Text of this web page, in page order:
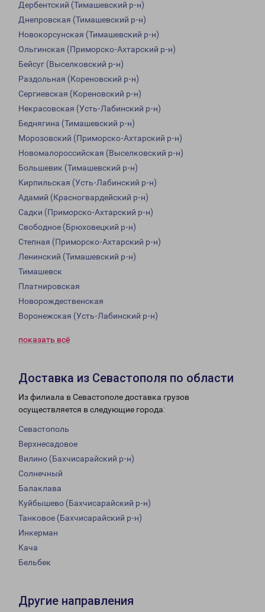
Дербентский (Тимашевский р-н)
Днепровская (Тимашевский р-н)
Новокорсунская (Тимашевский р-н)
Ольгинская (Приморско-Ахтарский р-н)
Бейсуг (Выселковский р-н)
Раздольная (Кореновский р-н)
Сергиевская (Кореновский р-н)
Некрасовская (Усть-Лабинский р-н)
Беднягина (Тимашевский р-н)
Морозовский (Приморско-Ахтарский р-н)
Новомалороссийская (Выселковский р-н)
Большевик (Тимашевский р-н)
Кирпильская (Усть-Лабинский р-н)
Адамий (Красногвардейский р-н)
Садки (Приморско-Ахтарский р-н)
Свободное (Брюховецкий р-н)
Степная (Приморско-Ахтарский р-н)
Ленинский (Тимашевский р-н)
Тимашевск
Платнировская
Новорождественская
Воронежская (Усть-Лабинский р-н)
показать всё
Доставка из Севастополя по области
Из филиала в Севастополе доставка грузов
осуществляется в следующие города:
Севастополь
Верхнесадовое
Вилино (Бахчисарайский р-н)
Солнечный
Балаклава
Куйбышево (Бахчисарайский р-н)
Танковое (Бахчисарайский р-н)
Инкерман
Кача
Бельбек
Другие направления